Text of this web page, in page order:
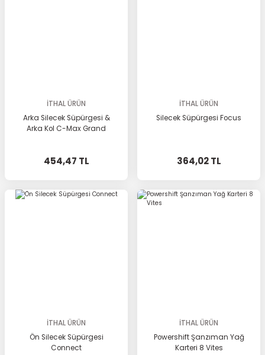
İTHAL ÜRÜN
Arka Silecek Süpürgesi &
Arka Kol C-Max Grand
454,47 TL
İTHAL ÜRÜN
Silecek Süpürgesi Focus
364,02 TL
İTHAL ÜRÜN
Ön Silecek Süpürgesi
Connect
İTHAL ÜRÜN
Powershift Şanzıman Yağ
Karteri 8 Vites